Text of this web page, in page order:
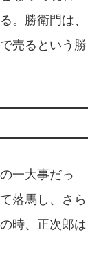
。勝衛門は、
売るという勝
一大事だっ
落馬し、さら
時、正次郎は